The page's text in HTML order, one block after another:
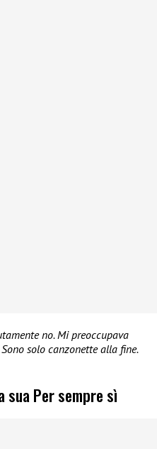
no. Mi preoccupava
Sono solo canzonette alla fine.
sua Per sempre sì